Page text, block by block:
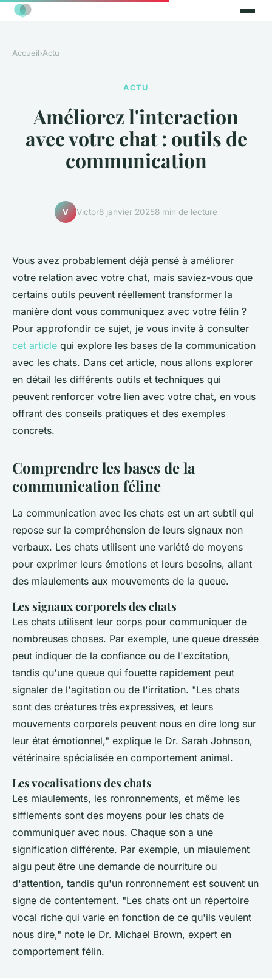
Accueil›Actu
ACTU
Améliorez l'interaction
avec votre chat : outils de
communication
V Victor8 janvier 20258 min de lecture
Vous avez probablement déjà pensé à améliorer
votre relation avec votre chat, mais saviez-vous que
certains outils peuvent réellement transformer la
manière dont vous communiquez avec votre félin ?
Pour approfondir ce sujet, je vous invite à consulter
cet article qui explore les bases de la communication
avec les chats. Dans cet article, nous allons explorer
en détail les différents outils et techniques qui
peuvent renforcer votre lien avec votre chat, en vous
offrant des conseils pratiques et des exemples
concrets.
Comprendre les bases de la
communication féline
La communication avec les chats est un art subtil qui
repose sur la compréhension de leurs signaux non
verbaux. Les chats utilisent une variété de moyens
pour exprimer leurs émotions et leurs besoins, allant
des miaulements aux mouvements de la queue.
Les signaux corporels des chats
Les chats utilisent leur corps pour communiquer de
nombreuses choses. Par exemple, une queue dressée
peut indiquer de la confiance ou de l'excitation,
tandis qu'une queue qui fouette rapidement peut
signaler de l'agitation ou de l'irritation. "Les chats
sont des créatures très expressives, et leurs
mouvements corporels peuvent nous en dire long sur
leur état émotionnel," explique le Dr. Sarah Johnson,
vétérinaire spécialisée en comportement animal.
Les vocalisations des chats
Les miaulements, les ronronnements, et même les
sifflements sont des moyens pour les chats de
communiquer avec nous. Chaque son a une
signification différente. Par exemple, un miaulement
aigu peut être une demande de nourriture ou
d'attention, tandis qu'un ronronnement est souvent un
signe de contentement. "Les chats ont un répertoire
vocal riche qui varie en fonction de ce qu'ils veulent
nous dire," note le Dr. Michael Brown, expert en
comportement félin.